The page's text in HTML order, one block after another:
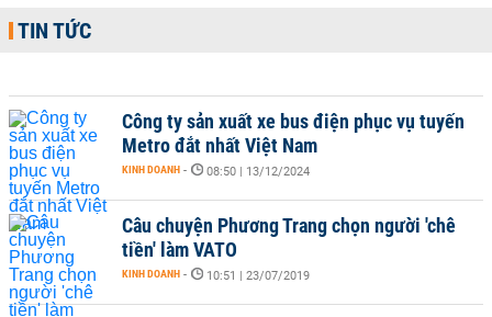
TIN TỨC
Công ty sản xuất xe bus điện phục vụ tuyến
Metro đắt nhất Việt Nam
KINH DOANH - 08:50 | 13/12/2024
Câu chuyện Phương Trang chọn người 'chê
tiền' làm VATO
KINH DOANH - 10:51 | 23/07/2019